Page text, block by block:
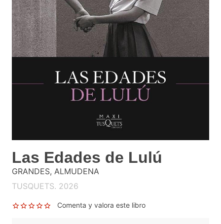
Las Edades de Lulú
GRANDES, ALMUDENA
TUSQUETS. 2026
Comenta y valora este libro